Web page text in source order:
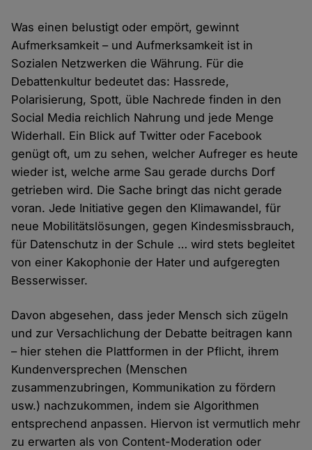
Was einen belustigt oder empört, gewinnt
Aufmerksamkeit – und Aufmerksamkeit ist in
Sozialen Netzwerken die Währung. Für die
Debattenkultur bedeutet das: Hassrede,
Polarisierung, Spott, üble Nachrede finden in den
Social Media reichlich Nahrung und jede Menge
Widerhall. Ein Blick auf Twitter oder Facebook
genügt oft, um zu sehen, welcher Aufreger es heute
wieder ist, welche arme Sau gerade durchs Dorf
getrieben wird. Die Sache bringt das nicht gerade
voran. Jede Initiative gegen den Klimawandel, für
neue Mobilitätslösungen, gegen Kindesmissbrauch,
für Datenschutz in der Schule … wird stets begleitet
von einer Kakophonie der Hater und aufgeregten
Besserwisser.
Davon abgesehen, dass jeder Mensch sich zügeln
und zur Versachlichung der Debatte beitragen kann
– hier stehen die Plattformen in der Pflicht, ihrem
Kundenversprechen (Menschen
zusammenzubringen, Kommunikation zu fördern
usw.) nachzukommen, indem sie Algorithmen
entsprechend anpassen. Hiervon ist vermutlich mehr
zu erwarten als von Content-Moderation oder